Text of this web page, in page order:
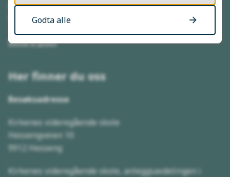
Postboks 44
9916 Hesseng
Send e-post
Her finner du oss
Besøksadresse
Kirkenes videregående skole
Hessengveien 10
9912 Hesseng
Kirkenes videregående skole, anleggsavdelingen i
Godta alle